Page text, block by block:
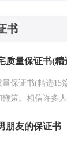
书
质量保证书(精
量保证书(精选15
鞭策。相信许多
朋友的保证书